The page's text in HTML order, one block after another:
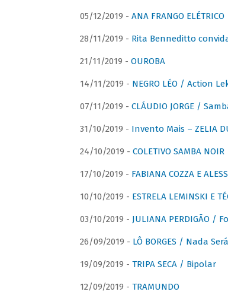
05/12/2019 - ANA FRANGO ELÉTRICO
28/11/2019 - Rita Benneditto
21/11/2019 - OUROBA
14/11/2019 - NEGRO LÉO / Action
07/11/2019 - CLÁUDIO JORGE /
31/10/2019 - Invento Mais – ZELIA
24/10/2019 - COLETIVO SAMBA NOIR
17/10/2019 - FABIANA COZZA E
10/10/2019 - ESTRELA LEMINSKI E
03/10/2019 - JULIANA PERDIGÃO /
26/09/2019 - LÔ BORGES / Nada
19/09/2019 - TRIPA SECA / Bipolar
12/09/2019 - TRAMUNDO